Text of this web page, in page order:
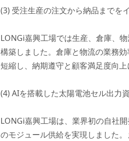
(3) 受注生産の注文から納品までを
LONGi嘉興工場では生産、倉庫、
構築しました。倉庫と物流の業務
短縮し、納期遵守と顧客満足度向上
(4) AIを搭載した太陽電池セル出力
LONGi嘉興工場は、業界初の自社
のモジュール供給を実現しました